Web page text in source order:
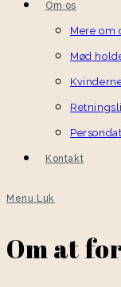
Om os
Mere om
Mød
Kontakt
Menu Luk
Om at